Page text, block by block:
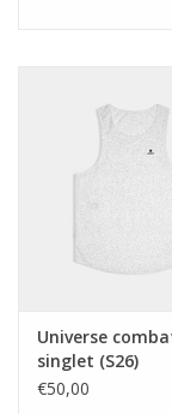
Universe
singlet (S26)
€50,00